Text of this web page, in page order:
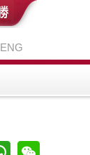
ENG